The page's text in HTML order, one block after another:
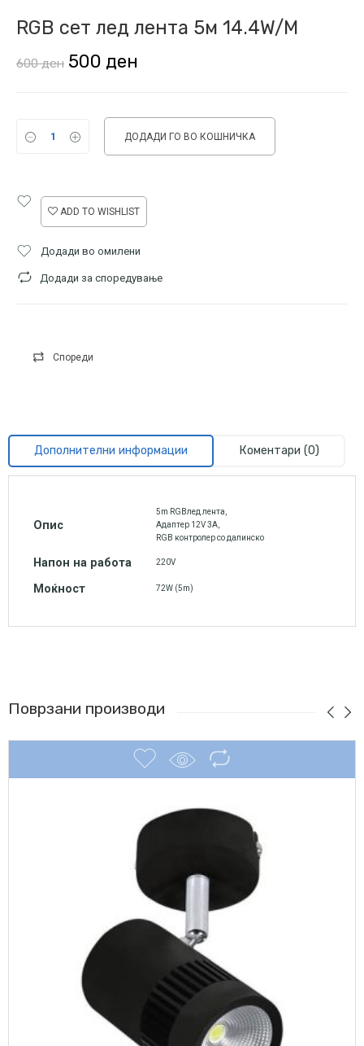
RGB сет лед лента 5м 14.4W/М
600ден Original
600 ден.
500 ден
is:
500 ден.
ДОДАДИ ГО ВО КОШНИЧКА
ADD TO WISHLIST
Додади во омилени
Додади за споредување
Спореди
Дополнителни информации Коментари (0)
Опис
5m RGBлед лента,
Aдаптер 12V 3A,
RGB контролер со далинско
Напон на работа 220V
Моќност 72W (5m)
Поврзани производи